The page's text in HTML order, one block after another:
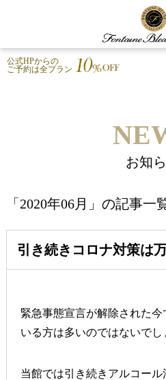
公式HPからの
ご予約は全プラン
お知
「2020年06月」の記事一
引き続きコロナ対策は
緊急事態宣言が解除された
いる方は多いのではないでし
当館では引き続きアルコー